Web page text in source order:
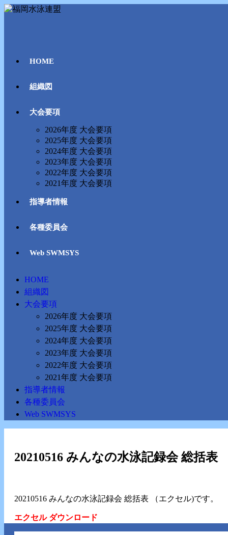
コ
HOME
組織図
大会要項
2026年度 大会要項
2025年度 大会要項
2024年度 大会要項
2023年度 大会要項
2022年度 大会要項
2021年度 大会要項
指導者情報
各種委員会
Web SWMSYS
HOME
組織図
大会要項
2026年度 大会要項
2025年度 大会要項
2024年度 大会要項
2023年度 大会要項
2022年度 大会要項
2021年度 大会要項
指導者情報
各種委員会
Web SWMSYS
20210516 みんなの水泳記録会 総括表
20210516 みんなの水泳記録会 総括表 （エクセル)です。
エクセル ダウンロード